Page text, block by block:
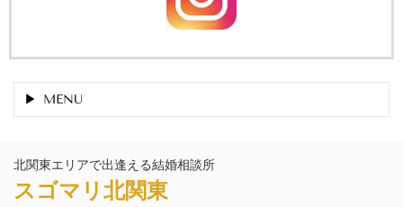
MENU
北関東エリアで出逢える結婚相談所
スゴマリ北関東